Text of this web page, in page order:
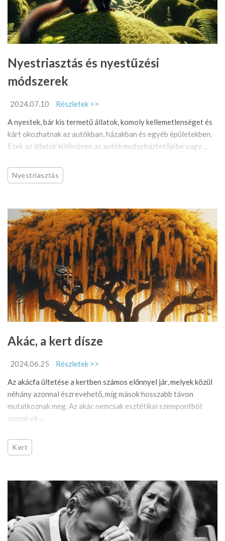
Nyestriasztás és nyestűzési
módszerek
2024.07.10
Részletek >>
A nyestek, bár kis termetű állatok, komoly kellemetlenséget és
kárt okozhatnak az autókban, házakban és egyéb épületekben.
Ezek az állatok különösen az autók motorháztetőjébe vagy ...
Nyestriasztás
Akác, a kert dísze
2024.06.25
Részletek >>
Az akácfa ültetése a kertben számos előnnyel jár, melyek közül
néhány azonnal észrevehető, míg mások hosszabb távon
mutatkoznak meg. Az akác nemcsak esztétikai szempontból
vonzó vá ...
Kert